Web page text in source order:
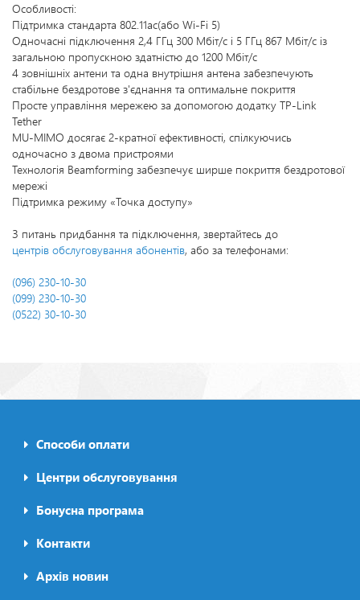
Oсобливості:
Підтримка стандарта 802.11ac(або Wi-Fi 5)
Одночасні підключення 2,4 ГГц 300 Мбіт/с і 5 ГГц 867 Мбіт/с із
загальною пропускною здатністю до 1200 Мбіт/с
4 зовнішніх антени та одна внутрішня антена забезпечують
стабільне бездротове з'єднання та оптимальне покриття
Просте управління мережею за допомогою додатку TP-Link
Tether
MU-MIMO досягає 2-кратної ефективності, спілкуючись
одночасно з двома пристроями
Технологія Beamforming забезпечує ширше покриття бездротової
мережі
Підтримка режиму «Точка доступу»
З питань придбання та підключення, звертайтесь до
центрів обслуговування абонентів, або за телефонами:
(096) 230-10-30
(099) 230-10-30
(0522) 30-10-30
Footer0
menu
Способи оплати
Центри обслуговування
Бонусна програма
Контакти
Архів новин